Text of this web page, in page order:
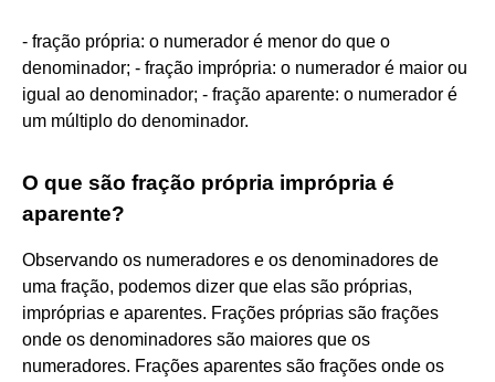
- fração própria: o numerador é menor do que o
denominador; - fração imprópria: o numerador é maior ou
igual ao denominador; - fração aparente: o numerador é
um múltiplo do denominador.
O que são fração própria imprópria é
aparente?
Observando os numeradores e os denominadores de
uma fração, podemos dizer que elas são próprias,
impróprias e aparentes. Frações próprias são frações
onde os denominadores são maiores que os
numeradores. Frações aparentes são frações onde os